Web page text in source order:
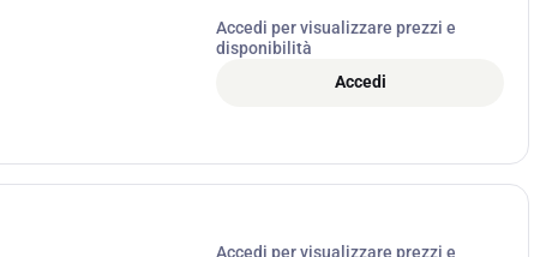
Accedi per visualizzare prezzi e
disponibilità
Accedi
Accedi per visualizzare prezzi e